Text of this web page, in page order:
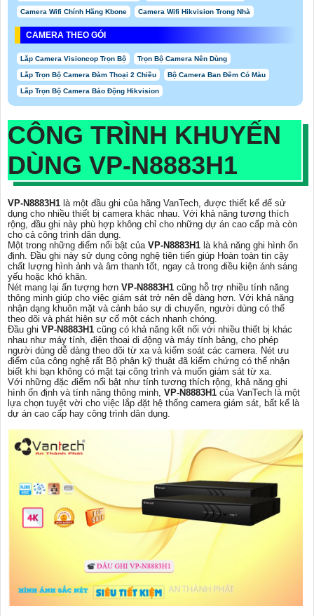
Camera Wifi Chính Hãng Kbone Camera Wifi Hikvision Trong Nhà
CAMERA THEO GÓI
Lắp Camera Visioncop Trọn Bộ Trọn Bộ Camera Nên Dùng
Lắp Trọn Bộ Camera Đàm Thoại 2 Chiều Bộ Camera Ban Đêm Có Màu
Lắp Trọn Bộ Camera Báo Động Hikvision
CÔNG TRÌNH KHUYẾN
DÙNG VP-N8883H1
VP-N8883H1 là một đầu ghi của hãng VanTech, được thiết kế để sử
dụng cho nhiều thiết bị camera khác nhau. Với khả năng tương thích
rộng, đầu ghi này phù hợp không chỉ cho những dự án cao cấp mà còn
cho cả công trình dân dụng.
Một trong những điểm nổi bật của VP-N8883H1 là khả năng ghi hình ổn
định. Đầu ghi này sử dụng công nghệ tiên tiến giúp Hoàn toàn tin cậy
chất lượng hình ảnh và âm thanh tốt, ngay cả trong điều kiện ánh sáng
yếu hoặc khó khăn.
Nét mang lại ấn tượng hơn VP-N8883H1 cũng hỗ trợ nhiều tính năng
thông minh giúp cho việc giám sát trở nên dễ dàng hơn. Với khả năng
nhận dạng khuôn mặt và cảnh báo sự di chuyển, người dùng có thể
theo dõi và phát hiện sự cố một cách nhanh chóng.
Đầu ghi VP-N8883H1 cũng có khả năng kết nối với nhiều thiết bị khác
nhau như máy tính, điện thoại di động và máy tính bảng, cho phép
người dùng dễ dàng theo dõi từ xa và kiểm soát các camera. Nét ưu
điểm của công nghệ rất Bộ phận kỹ thuật đã kiểm chứng có thể nhận
biết khi bạn không có mặt tại công trình và muốn giám sát từ xa.
Với những đặc điểm nổi bật như tính tương thích rộng, khả năng ghi
hình ổn định và tính năng thông minh, VP-N8883H1 của VanTech là một
lựa chọn tuyệt vời cho việc lắp đặt hệ thống camera giám sát, bất kể là
dự án cao cấp hay công trình dân dụng.